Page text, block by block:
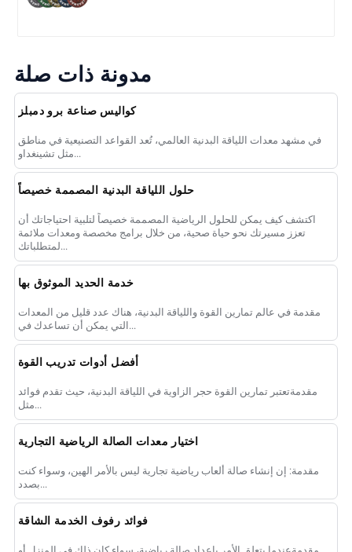
مدونة ذات صلة
كواليس صناعة برو دمبلز
في مشهد معدات اللياقة البدنية العالمي، تُعد القواعد التصنيعية في مناطق
مثل تشينغداو...
حلول اللياقة البدنية المصممة خصيصاً
اكتشف كيف يمكن للحلول الرياضية المصممة خصيصاً لتلبية احتياجاتك أن
تعزز مسيرتك نحو حياة صحية، من خلال برامج مخصصة ومعدات ملائمة
لمتطلباتك...
خدمة الحديد الموثوق بها
مقدمة في عالم تمارين القوة واللياقة البدنية، هناك عدد قليل من المعدات
التي يمكن أن تساعدك في...
أفضل أدوات تدريب القوة
مقدمةتعتبر تمارين القوة حجر الزاوية في اللياقة البدنية، حيث تقدم فوائد
مثل...
اختيار معدات الصالة الرياضية التجارية
مقدمة: إن إنشاء صالة ألعاب رياضية تجارية ليس بالأمر الهين، وسواء كنت
بصدد...
فوائد رفوف الخدمة الشاقة